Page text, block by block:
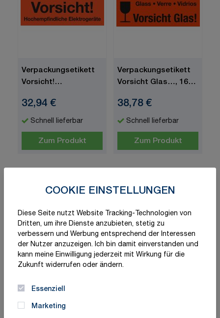
COOKIE EINSTELLUNGEN
Diese Seite nutzt Website Tracking-Technologien von
Dritten, um ihre Dienste anzubieten, stetig zu
verbessern und Werbung entsprechend der Interessen
der Nutzer anzuzeigen. Ich bin damit einverstanden und
kann meine Einwilligung jederzeit mit Wirkung für die
Zukunft widerrufen oder ändern.
Essenziell
Marketing
Verpackungsetikett
Vorsicht!
Elektrogeräte, 145 x
50 mm
32,94 €
Schnell lieferbar
Zum Produkt
Verpackungsetikett
Vorsicht Glas…, 167 x
38,78 €
Schnell lieferbar
Zum Produkt
"UMVERPACKUNG /
ab 1,84 €